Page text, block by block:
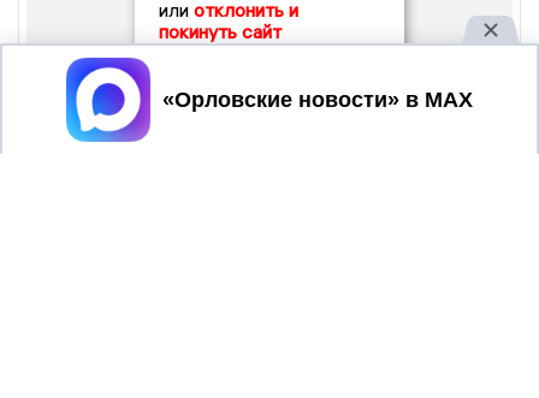
или отклонить и
покинуть сайт
Принять